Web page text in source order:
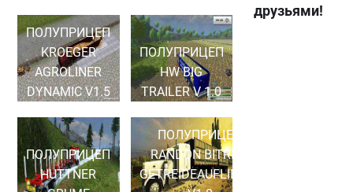
ПОЛУПРИЦЕП
KROEGER
AGROLINER
DYNAMIC V1.5
ПОЛУПРИЦЕП
HW BIG
TRAILER V 1.0
ПОЛУПРИЦЕП
HUTTNER
ПОЛУПРИЦЕП
RANDON BITREM
GETREIDEAUFLIEGER
друзьями!